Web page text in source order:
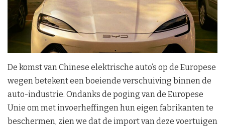
De komst van Chinese elektrische auto’s op de Europese
wegen betekent een boeiende verschuiving binnen de
auto-industrie. Ondanks de poging van de Europese
Unie om met invoerheffingen hun eigen fabrikanten te
beschermen, zien we dat de import van deze voertuigen